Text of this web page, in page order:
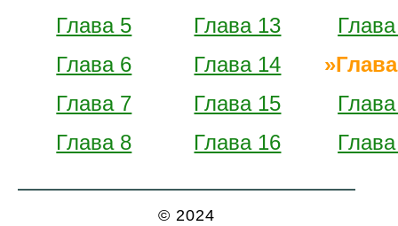
Глава 5
Глава 6
Глава 7
Глава 8
Глава 13
Глава 14
Глава 15
Глава 16
© 2024